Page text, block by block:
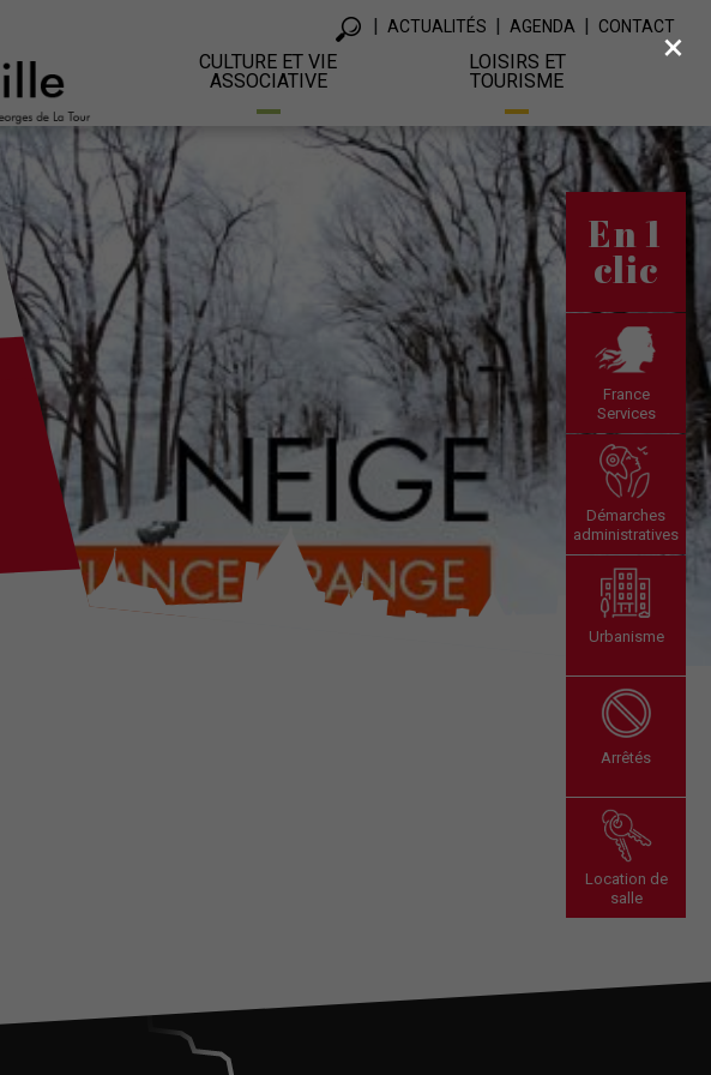
ACTUALITÉS AGENDA CONTACT
CULTURE ET VIE
ASSOCIATIVE
LOISIRS ET
TOURISME
En 1
clic
France
Services
Démarches
administratives
Urbanisme
Arrêtés
Location de
salle
×